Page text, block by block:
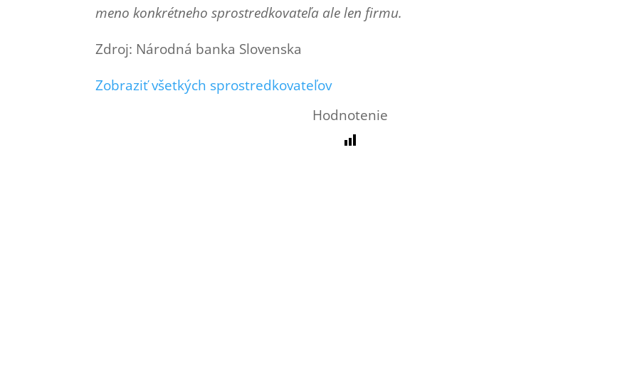
meno konkrétneho sprostredkovateľa ale len firmu.
Zdroj: Národná banka Slovenska
Zobraziť všetkých sprostredkovateľov
Hodnotenie